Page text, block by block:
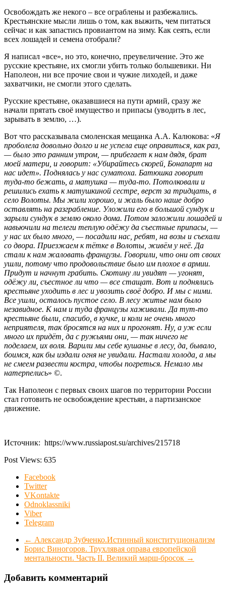
Освобождать же некого – все ограблены и разбежались.
Крестьянские мысли лишь о том, как выжить, чем питаться
сейчас и как запастись провиантом на зиму. Как сеять, если
всех лошадей и семена отобрали?
Я написал «все», но это, конечно, преувеличение. Это же
русские крестьяне, их смогли убить только большевики. Ни
Наполеон, ни все прочие свои и чужие лиходей, и даже
захватчики, не смогли этого сделать.
Русские крестьяне, оказавшиеся на пути армий, сразу же
начали прятать своё имущество и припасы (уводить в лес,
зарывать в землю, …).
Вот что рассказывала смоленская мещанка А.А. Калюкова: «Я
проболела довольно долго и не успела еще оправиться, как раз,
— было это ранним утром, — прибегает к нам дядя, брат
моей матери, и говорит: «Убирайтесь скорей, Бонапарт на
нас идет». Поднялась у нас суматоха. Батюшка говорит
туда-то бежать, а матушка — туда-то. Потолковали и
решились ехать к матушкиной сестре, верст за тридцать, в
село Волоты. Мы жили хорошо, и жаль было наше добро
оставлять на разграбление. Уложили его в большой сундук и
зарыли сундук в землю около дома. Потом заложили лошадей и
навьючили на телеги теплую одёжу да съестные припасы, —
у нас их было много, — посадили нас, ребят, на возы и съехали
со двора. Приезжаем к тётке в Волоты, живём у неё. Да
стали к нам жаловать французы. Говорили, что они от своих
ушли, потому что продовольствие было им плохое в армии.
Придут и начнут грабить. Скотину ли увидят — угонят,
одёжу ли, съестное ли что — все стащат. Вот и поднялись
крестьяне уходить в лес и увозить своё добро. И мы с ними.
Все ушли, осталось пустое село. В лесу житье нам было
незавидное. К нам и туда французы хаживали. Да тут-то
крестьяне были, спасибо, в кучке, и коли не очень много
неприятеля, так бросятся на них и прогонят. Ну, а уж если
много их придёт, да с ружьями они, — так ничего не
поделаем, их воля. Варили мы себе кушанье в лесу, да, бывало,
боимся, как бы издали огня не увидали. Настали холода, а мы
не смеем развести костра, чтобы погреться. Немало мы
натерпелись» ©.
Так Наполеон с первых своих шагов по территории России
стал готовить не освобождение крестьян, а партизанское
движение.
Источник: https://www.russiapost.su/archives/215718
Post Views: 635
Facebook
Twitter
VKontakte
Odnoklassniki
Viber
Telegram
← Александр Зубченко.Истинный конституционализм
Борис Виногоров. Трухлявая оправа европейской
ментальности. Часть II. Великий марш-бросок →
Добавить комментарий